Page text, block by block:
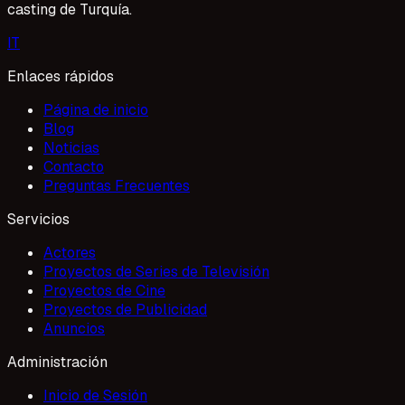
casting de Turquía.
IT
Enlaces rápidos
Página de inicio
Blog
Noticias
Contacto
Preguntas Frecuentes
Servicios
Actores
Proyectos de Series de Televisión
Proyectos de Cine
Proyectos de Publicidad
Anuncios
Administración
Inicio de Sesión